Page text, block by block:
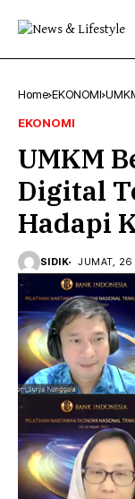
Home EKONOMI
EKONOMI
UMKM
Digital
Hadapi
SIDIK JUMAT, 26